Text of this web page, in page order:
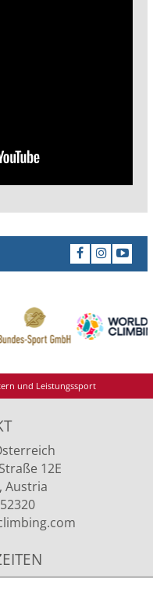
und Leistungssport
12E
Austria
.com